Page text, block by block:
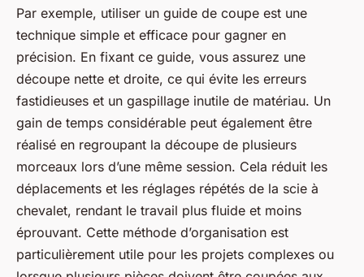
Par exemple, utiliser un guide de coupe est une
technique simple et efficace pour gagner en
précision. En fixant ce guide, vous assurez une
découpe nette et droite, ce qui évite les erreurs
fastidieuses et un gaspillage inutile de matériau. Un
gain de temps considérable peut également être
réalisé en regroupant la découpe de plusieurs
morceaux lors d’une même session. Cela réduit les
déplacements et les réglages répétés de la scie à
chevalet, rendant le travail plus fluide et moins
éprouvant. Cette méthode d’organisation est
particulièrement utile pour les projets complexes ou